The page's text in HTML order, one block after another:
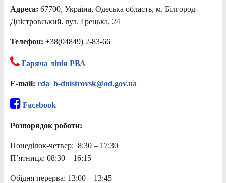
Адреса: 67700, Україна, Одеська область, м. Білгород-
Дністровський, вул. Грецька, 24
Телефон: +38(04849) 2-83-66
Гаряча лінія РВА
E-mail: rda_b-dnistrovsk@od.gov.ua
Facebook
Розпорядок роботи:
Понеділок-четвер: 8:30 – 17:30
П’ятниця: 08:30 – 16:15
Обідня перерва: 13:00 – 13:45